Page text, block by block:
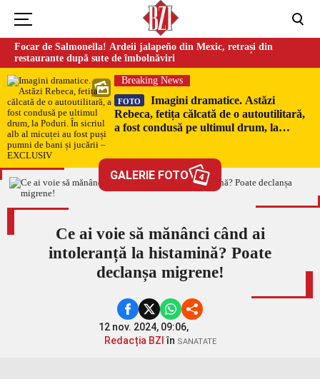
Focar de Salmonella! Ardeii jalapeño din Mexic, retrași din
restaurante după sute de îmbolnăviri
Breaking News
FOTO
Imagini dramatice. Astăzi
Rebeca, fetița călcată de o autoutilitară,
a fost condusă pe ultimul drum, la
EXCLUSIV
GALERIE FOTO 4
Ce ai voie să mănânci când ai
intoleranță la histamină? Poate
declanșa migrene!
12 nov. 2024, 09:06,
Redacția BZI în SANATATE